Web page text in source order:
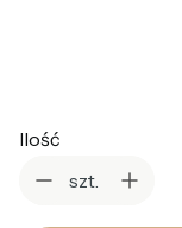
Ilość
szt.